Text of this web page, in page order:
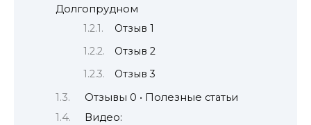
Долгопрудном
Отзыв 1
Отзыв 2
Отзыв 3
Отзывы 0 • Полезные статьи
Видео: